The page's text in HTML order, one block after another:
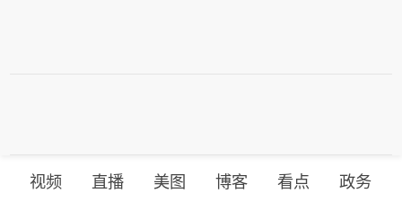
视频 直播 美图 博客 看点
政务